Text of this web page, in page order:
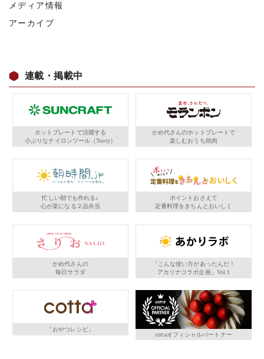
メディア情報
アーカイブ
連載・掲載中
ホットプレートで活躍する
小ぶりなナイロンツール（Toory）
かめ代さんのホットプレートで
楽しむおうち焼肉
忙しい朝でも作れる♪
心が楽になる２品弁当
ポイントおさえて
定番料理をきちんとおいしく
かめ代さんの
毎日サラダ
「こんな使い方があったんだ！
アカリナコラボ企画」Vol.1
「おやつレシピ」
cottaオフィシャルパートナー